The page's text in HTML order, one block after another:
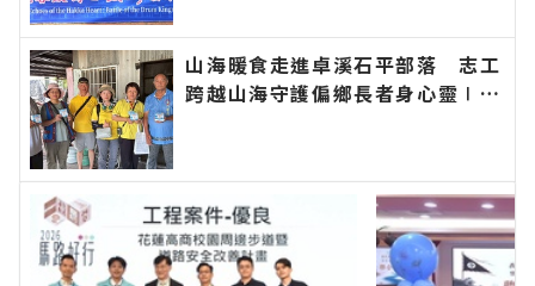
訊！
山海暖食走進卓溪石平部落 志工
跨越山海守護偏鄉長者身心靈∣花
訊！